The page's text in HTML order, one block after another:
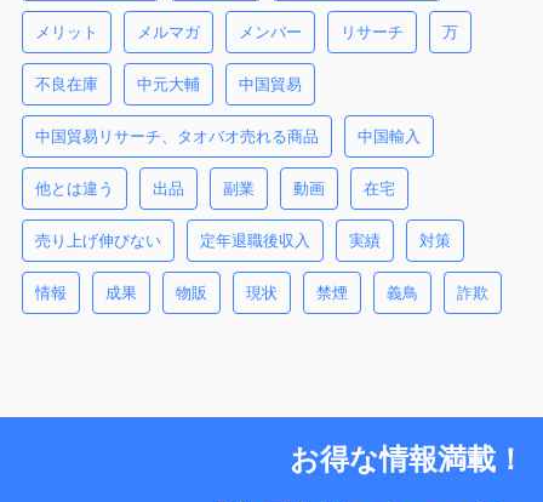
メリット メルマガ メンバー リサーチ 万
不良在庫 中元大輔 中国貿易
中国貿易リサーチ、タオバオ売れる商品 中国輸入
他とは違う 出品 副業 動画 在宅
売り上げ伸びない 定年退職後収入 実績 対策
情報 成果 物販 現状 禁煙 義鳥 詐欺
お得な情報満載！